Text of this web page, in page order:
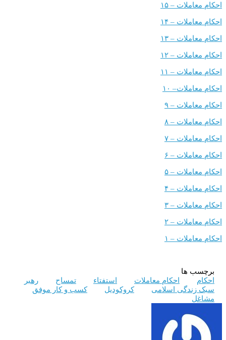
– ۱۵
– ۱۴
– ۱۳
– ۱۲
– ۱۱
– ۱۰
– ۹
– ۸
– ۷
– ۶
– ۵
– ۴
– ۳
– ۲
– ۱
ها
احکام معاملات
استفتاء تمساح
رهبر
اسلامی
کروکودیل
کسب و کار موفق